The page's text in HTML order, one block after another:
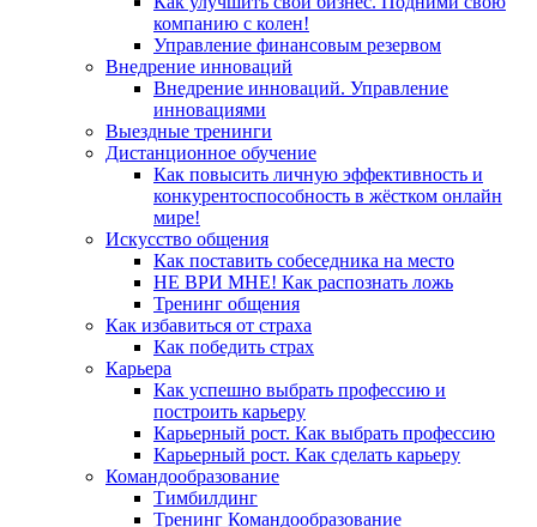
компанию с колен!
Управление финансовым резервом
Внедрение инноваций
Внедрение инноваций. Управление
инновациями
Выездные тренинги
Дистанционное обучение
Как повысить личную эффективность и
конкурентоспособность в жёстком онлайн
мире!
Искусство общения
Как поставить собеседника на место
НЕ ВРИ МНЕ! Как распознать ложь
Тренинг общения
Как избавиться от страха
Как победить страх
Карьера
Как успешно выбрать профессию и
построить карьеру
Карьерный рост. Как выбрать профессию
Карьерный рост. Как сделать карьеру
Командообразование
Тимбилдинг
Тренинг Командообразование